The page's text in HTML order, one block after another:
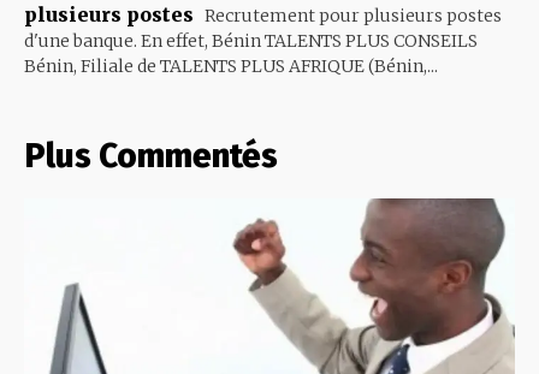
plusieurs postes Recrutement pour plusieurs postes
d'une banque. En effet, Bénin TALENTS PLUS CONSEILS
Bénin, Filiale de TALENTS PLUS AFRIQUE (Bénin,...
Plus Commentés